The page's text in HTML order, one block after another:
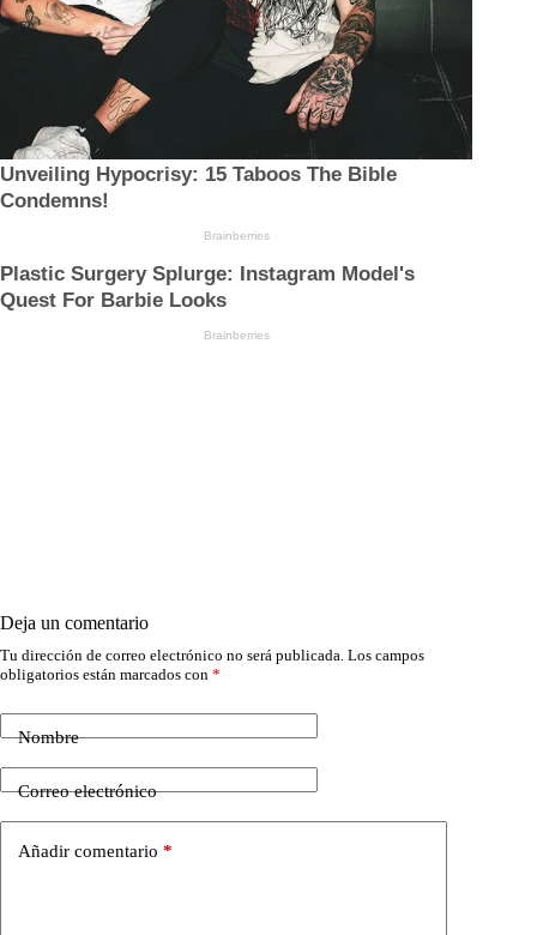
Deja un comentario
Tu dirección de correo electrónico no será publicada. Los campos
obligatorios están marcados con *
Nombre
Correo electrónico
Añadir comentario *